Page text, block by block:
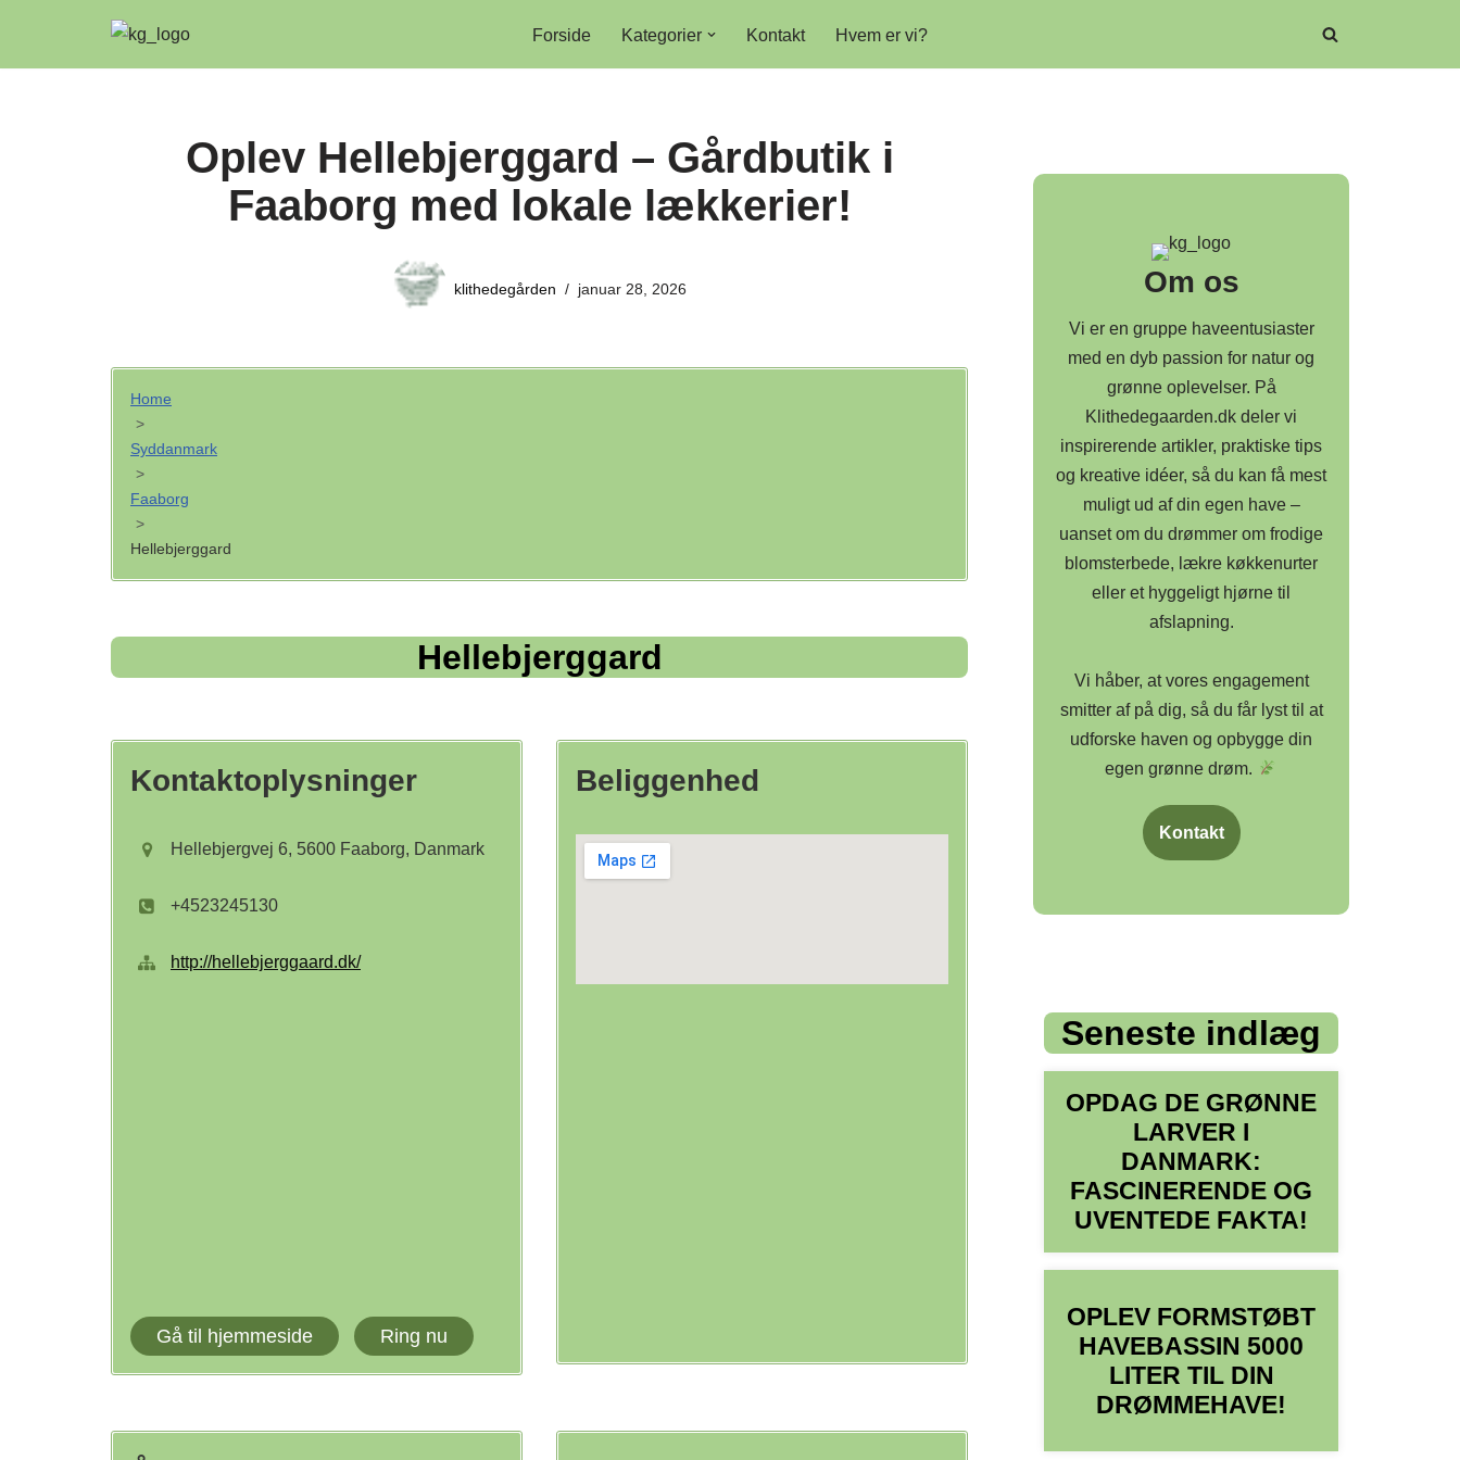
Forside Kategorier Kontakt Hvem er vi?
Oplev Hellebjerggard – Gårdbutik i
Faaborg med lokale lækkerier!
klithedegården januar 28, 2026
Home
>
Syddanmark
>
Faaborg
>
Hellebjerggard
Hellebjerggard
Kontaktoplysninger
Hellebjergvej 6, 5600 Faaborg, Danmark
+4523245130
http://hellebjerggaard.dk/
Gå til hjemmeside Ring nu
Beliggenhed
Om os
Vi er en gruppe haveentusiaster
med en dyb passion for natur og
grønne oplevelser. På
Klithedegaarden.dk deler vi
inspirerende artikler, praktiske tips
og kreative idéer, så du kan få mest
muligt ud af din egen have –
uanset om du drømmer om frodige
blomsterbede, lækre køkkenurter
eller et hyggeligt hjørne til
afslapning.
Vi håber, at vores engagement
smitter af på dig, så du får lyst til at
udforske haven og opbygge din
egen grønne drøm.
Kontakt
Seneste indlæg
OPDAG DE GRØNNE
LARVER I
DANMARK:
FASCINERENDE OG
UVENTEDE FAKTA!
OPLEV FORMSTØBT
HAVEBASSIN 5000
LITER TIL DIN
DRØMMEHAVE!